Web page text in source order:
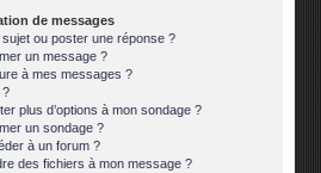
de messages
ou poster une réponse ?
un message ?
à mes messages ?
?
plus d’options à mon sondage ?
un sondage ?
à un forum ?
des fichiers à mon message ?